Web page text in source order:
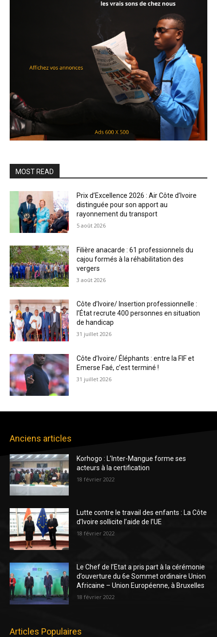
MOST READ
Prix d’Excellence 2026 : Air Côte d’Ivoire
distinguée pour son apport au
rayonnement du transport
5 août 2026
Filière anacarde : 61 professionnels du
cajou formés à la réhabilitation des
vergers
3 août 2026
Côte d’Ivoire/ Insertion professionnelle :
l’État recrute 400 personnes en situation
de handicap
31 juillet 2026
Côte d’Ivoire/ Éléphants : entre la FIF et
Emerse Faé, c’est terminé !
31 juillet 2026
Anciens articles
Korhogo : L’Inter-Mangue forme ses
acteurs à la certification
18 février 2022
Lutte contre le travail des enfants : La Côte
d’Ivoire sollicite l’aide de l’UE
18 février 2022
Le Chef de l’Etat a pris part à la cérémonie
d’ouverture du 6e Sommet ordinaire Union
Africaine – Union Européenne, à Bruxelles
18 février 2022
Articles Populaires